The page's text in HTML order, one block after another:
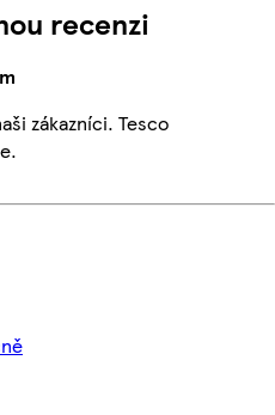
recenzi
zákazníci. Tesco